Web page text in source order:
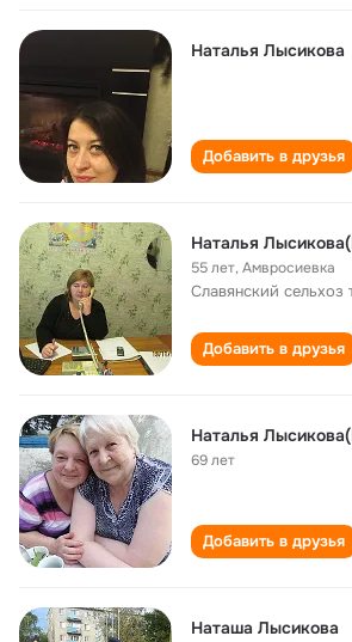
Наталья Лысикова
Добавить в друзья
Наталья
55 лет,Амвросиевка
Славянский сельхоз
Добавить в друзья
Наталья
69 лет
Добавить в друзья
Наташа Лысикова